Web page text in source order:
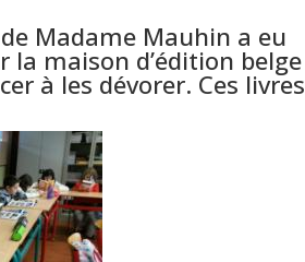
Madame Mauhin a eu
la maison d’édition belge
à les dévorer. Ces livres